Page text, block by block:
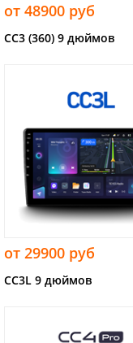
от 48900 руб
CC3 (360) 9 дюймов
от 29900 руб
CC3L 9 дюймов